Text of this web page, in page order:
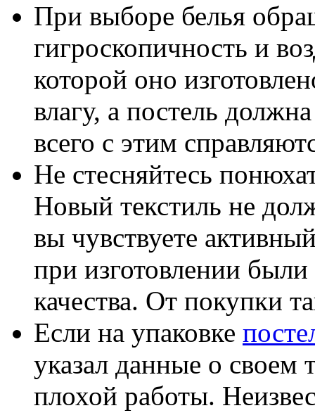
При выборе белья
гигроскопичность и
которой оно
влагу, а постель
всего с этим
Не стесняйтесь
Новый текстиль не
вы чувствуете
при изготовлении
качества. От покупки
Если на упаковке
указал данные о своем
плохой работы.